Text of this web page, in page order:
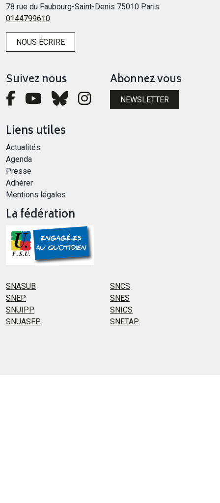
78 rue du Faubourg-Saint-Denis 75010 Paris
0144799610
NOUS ÉCRIRE
Suivez nous Abonnez vous
NEWSLETTER
Liens utiles
Actualités
Agenda
Presse
Adhérer
Mentions légales
La fédération
SNASUB
SNCS
SNEP
SNES
SNUIPP
SNICS
SNUASFP
SNETAP